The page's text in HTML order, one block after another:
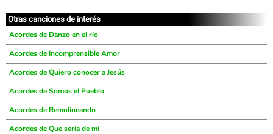
Otras canciones de interés
Acordes de Danzo en el río
Acordes de Incomprensible Amor
Acordes de Quiero conocer a Jesús
Acordes de Somos el Pueblo
Acordes de Remolineando
Acordes de Que sería de mí